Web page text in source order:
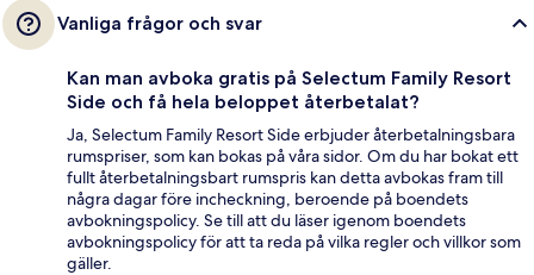
Vanliga frågor och svar
Kan man avboka gratis på Selectum Family Resort
Side och få hela beloppet återbetalat?
Ja, Selectum Family Resort Side erbjuder återbetalningsbara
rumspriser, som kan bokas på våra sidor. Om du har bokat ett
fullt återbetalningsbart rumspris kan detta avbokas fram till
några dagar före incheckning, beroende på boendets
avbokningspolicy. Se till att du läser igenom boendets
avbokningspolicy för att ta reda på vilka regler och villkor som
gäller.